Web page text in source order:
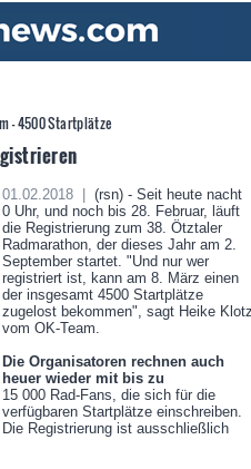
- 4500 Startplätze
01.02.2018 |
(rsn) - Seit heute nacht
0 Uhr, und noch bis 28. Februar, läuft
die Registrierung zum 38. Ötztaler
Radmarathon, der dieses Jahr am 2.
September startet. "Und nur wer
registriert ist, kann am 8. März einen
der insgesamt 4500 Startplätze
zugelost bekommen", sagt Heike
vom OK-Team.
Die Organisatoren rechnen auch
heuer wieder mit bis zu
15 000 Rad-Fans, die sich für die
verfügbaren Startplätze einschreiben.
Die Registrierung ist ausschließlich